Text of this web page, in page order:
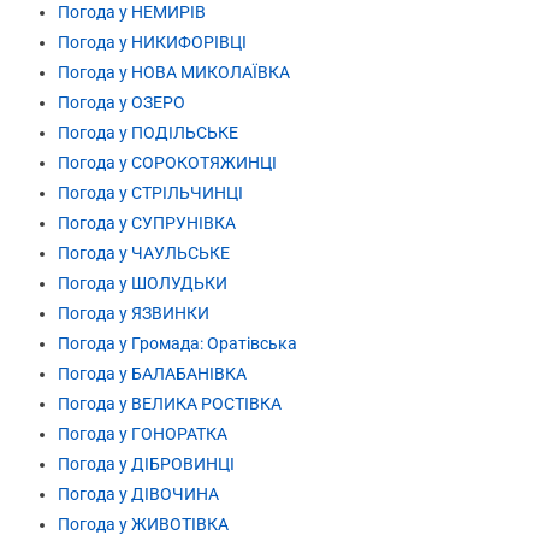
Погода у НЕМИРІВ
Погода у НИКИФОРІВЦІ
Погода у НОВА МИКОЛАЇВКА
Погода у ОЗЕРО
Погода у ПОДІЛЬСЬКЕ
Погода у СОРОКОТЯЖИНЦІ
Погода у СТРІЛЬЧИНЦІ
Погода у СУПРУНІВКА
Погода у ЧАУЛЬСЬКЕ
Погода у ШОЛУДЬКИ
Погода у ЯЗВИНКИ
Погода у Громада: Оратівська
Погода у БАЛАБАНІВКА
Погода у ВЕЛИКА РОСТІВКА
Погода у ГОНОРАТКА
Погода у ДІБРОВИНЦІ
Погода у ДІВОЧИНА
Погода у ЖИВОТІВКА